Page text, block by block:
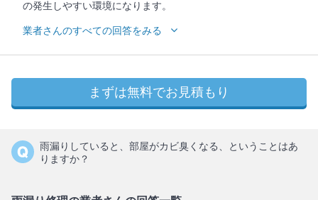
の発生しやすい環境になります。
業者さんのすべての回答をみる
まずは無料でお見積もり
雨漏りしていると、部屋がカビ臭くなる、ということはあ
りますか？